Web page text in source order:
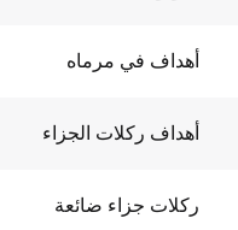
أهداف في مرماه
أهداف ركلات الجزاء
ركلات جزاء ضائعة